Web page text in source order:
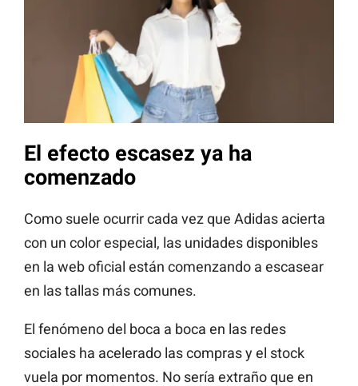
El efecto escasez ya ha
comenzado
Como suele ocurrir cada vez que Adidas acierta
con un color especial, las unidades disponibles
en la web oficial están comenzando a escasear
en las tallas más comunes.
El fenómeno del boca a boca en las redes
sociales ha acelerado las compras y el stock
vuela por momentos. No sería extraño que en